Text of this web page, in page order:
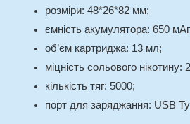
розміри: 48*26*82 мм;
ємність акумулятора: 650
об’єм картриджа: 13 мл;
міцність сольового нікотину:
кількість тяг: 5000;
порт для заряджання: USB